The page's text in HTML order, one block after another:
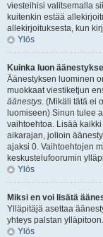
viesteihisi valitsemalla
kuitenkin estää
allekirjoituksesta, kun
Ylös
Kuinka luon
Äänestyksen luominen
muokkaat viestiketjun
äänestys. (Mikäli tätä ei
luomiseen) Sinun tulee
vaihtoehtoa. Lisää
aikarajan, jolloin
ajaksi 0. Vaihtoehtojen
keskustelufoorumin
Ylös
Miksi en voi lisätä
Ylläpitäjä asettaa
yhteys palstan ylläpitoon.
Ylös